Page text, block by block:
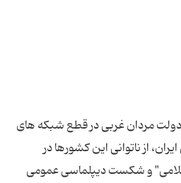
مردان غربی در قطع شبکه های
از ناتوانی این کشورها در
و شکست دیپلماسی عمومی